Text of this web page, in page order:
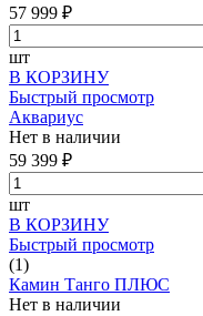
57 999 ₽
шт
В КОРЗИНУ
Быстрый просмотр
Аквариус
Нет в наличии
59 399 ₽
шт
В КОРЗИНУ
Быстрый просмотр
(1)
Камин Танго ПЛЮС
Нет в наличии